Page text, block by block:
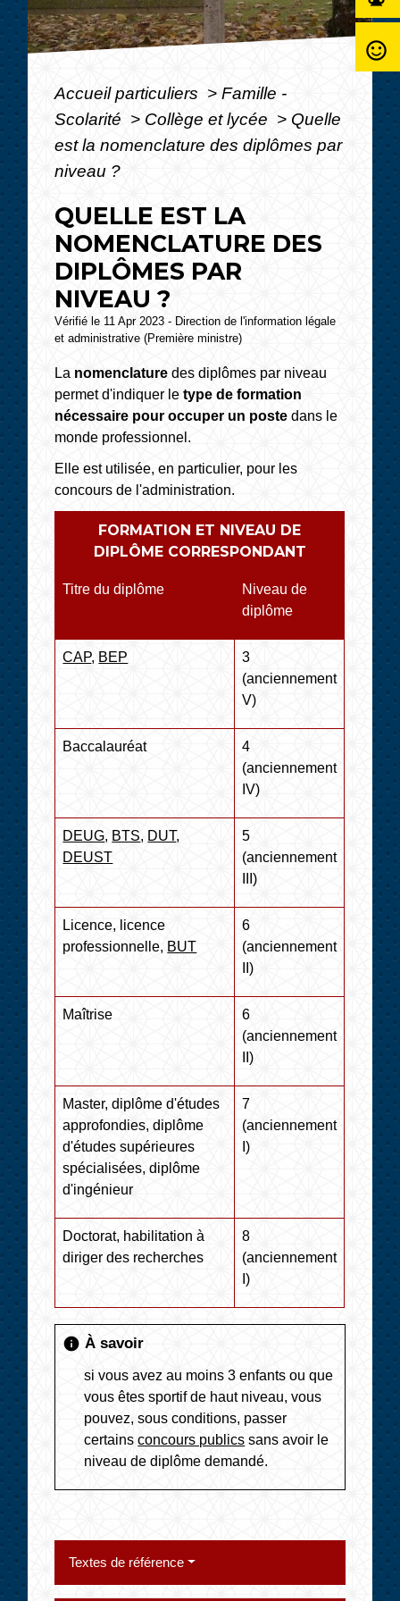
Accueil particuliers > Famille -
Scolarité > Collège et lycée > Quelle
est la nomenclature des diplômes par
niveau ?
QUELLE EST LA
NOMENCLATURE DES
DIPLÔMES PAR
NIVEAU ?
Vérifié le 11 Apr 2023 - Direction de l'information légale
et administrative (Première ministre)
La nomenclature des diplômes par niveau
permet d'indiquer letype de formation
nécessaire pour occuper un poste dans le
monde professionnel.
Elle est utilisée, en particulier, pour les
concours de l'administration.
FORMATION ET NIVEAU DE
DIPLÔME CORRESPONDANT
Titre du diplôme
Niveau de
diplôme
CAP, BEP
3
(anciennement
V)
Baccalauréat
4
(anciennement
IV)
DEUG, BTS, DUT,
DEUST
5
(anciennement
III)
Licence, licence
professionnelle, BUT
6
(anciennement
II)
Maîtrise
6
(anciennement
II)
Master, diplôme d'études
approfondies, diplôme
d'études supérieures
spécialisées, diplôme
d'ingénieur
7
(anciennement
I)
Doctorat, habilitation à
diriger des recherches
8
(anciennement
I)
info À savoir
si vous avez au moins 3 enfants ou que
vous êtes sportif de haut niveau, vous
pouvez, sous conditions, passer
certainsconcours publics sans avoir le
niveau de diplôme demandé.
Textes de référence
sentiment_satisfied_alt